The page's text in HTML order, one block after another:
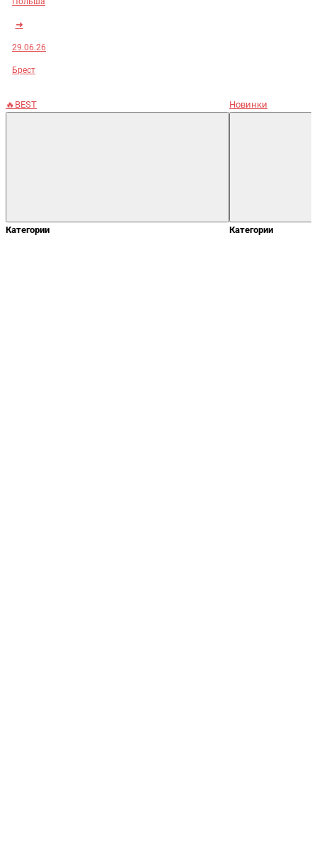
➜
29.06.26
Брест
🔥BEST
Категории
Новинки
Категории